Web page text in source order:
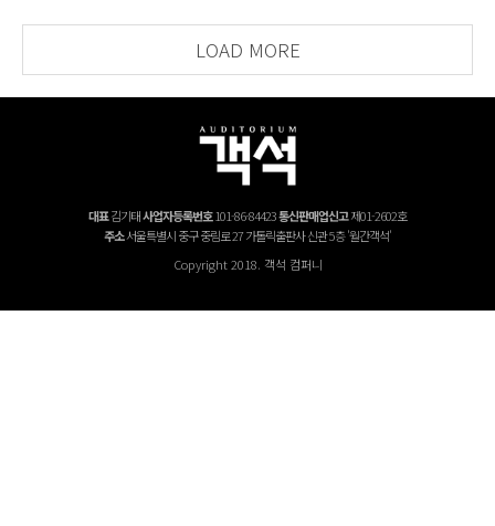
LOAD MORE
대표김기태사업자등록번호101-86-84423통신판매업신고제01-2602호
주소서울특별시 중구 중림로 27 가톨릭출판사 신관 5층 '월간객석'
Copyright 2018. 객석 컴퍼니